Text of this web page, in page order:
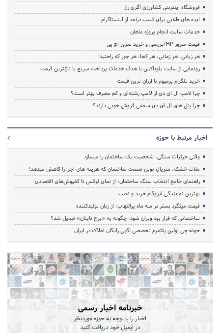
فروشگاه اینترنتی کشاورزی اگری راز
ایده های طلایی برای کسب درآمد از اینستاگرام
خدمات سایت انجام پروژه ماهان
قیمت سرور HP/بررسی و خرید سرور اچ پی
هر زبانی، هر زمانی، هر کجا، هر جور که راحتید!
رونمایی از سایت بلوباکس با هدف خدمات پرداخت سریع با نازلترین قیمت
خرید تلگرام پرمیوم با ارزان ترین قیمت
چرا لامپ ال ای دی از لامپ رشته‌ای و کم مصرف بهتر است؟
چرا پنل های ال ای دی سقفی فروش خوبی دارند؟
اخبار مرتبط با حوزه
وقتی جزئیات سنگی، شخصیت یک ساختمان را میسازد
ملات خشک، متریال نوین صنعت ساختمان که هزینه‌ های اجرا را کاهش میدهد!
راهنمای جامع انتخاب سنگ ساختمان؛ از نمای لوکس تا کفپوش‌های اقتصادی
بهترین نمایندگی ایزوگام خرید و نصب
قیمت میلگرد بستر در سه ماه پرالتهاب؛ از زبان تولیدکننده
ساختمانی که قرار بود ویران شود؛ چگونه به «برج تایتان» تبدیل شد؟
خونه چی اولین پلتفرم تخصصی آگهی رایگان املاک در ایران
خبرنامه اخبار رسمی
اخبار را با توجه به حوزه موردنظر
در ایمیل خود دریافت کنید